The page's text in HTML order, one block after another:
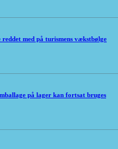
med på turismens vækstbølge
på lager kan fortsat bruges